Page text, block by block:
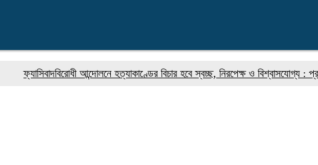
ফ্যাসিবাদবিরোধী আন্দোলনে হত্যাকাণ্ডের বিচার হবে স্বচ্ছ, নিরপেক্ষ ও বিশ্বাসযোগ্য : প্রধানমন্ত্রী